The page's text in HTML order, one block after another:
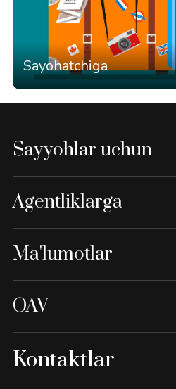
Sayohatchiga
Sayyohlar uchun
Agentliklarga
Ma'lumotlar
OAV
Kontaktlar